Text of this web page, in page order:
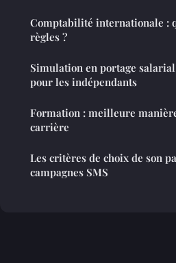
Comptabilité internationale :
règles ?
Simulation en portage
pour les indépendants
Formation : meilleure
carrière
Les critères de choix de son
campagnes SMS